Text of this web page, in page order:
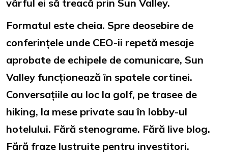
vârful ei să treacă prin Sun Valley.
Formatul este cheia. Spre deosebire de
conferințele unde CEO-ii repetă mesaje
aprobate de echipele de comunicare, Sun
Valley funcționează în spatele cortinei.
Conversațiile au loc la golf, pe trasee de
hiking, la mese private sau în lobby-ul
hotelului. Fără stenograme. Fără live blog.
Fără fraze lustruite pentru investitori.